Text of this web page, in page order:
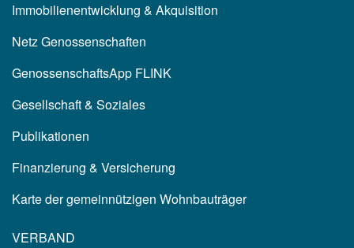
Immobilienentwicklung & Akquisition
Netz Genossenschaften
GenossenschaftsApp FLINK
Gesellschaft & Soziales
Publikationen
Finanzierung & Versicherung
Karte der gemeinnützigen Wohnbauträger
VERBAND